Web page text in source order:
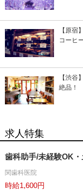
【原
コーヒ
【渋谷
絶品！
求人特集
歯科助手/未経験OK
関歯科医院
時給1,600円